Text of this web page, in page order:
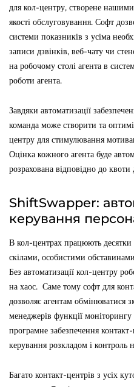
для кол-центру, створене
якості обслуговування. Софт
системи показників з усіма
записи дзвінків, веб-чату чи
на робочому столі агента в
роботи агента.
Завдяки автоматизації
команда може створити та
центру для стимулювання
Оцінка кожного агента буде
розрахована відповідно до
ShiftSwapper:
керування
В кол-центрах працюють десятки
скілами, особистими
Без автоматизації кол-центру
на хаос. Саме тому софт для
дозволяє агентам обмінюватися
менеджерів функції
програмне забезпечення
керування розкладом і
Багато контакт-центрів з усіх